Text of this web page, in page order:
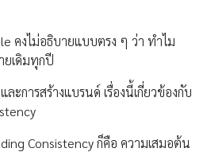
คงไม่อธิบายแบบตรง ๆ ว่า ทำไม
ยเดิมทุกปี
ะการสร้างแบรนด์ เรื่องนี้เกี่ยวข้องกับ
Consistency ก็คือ ความเสมอต้น